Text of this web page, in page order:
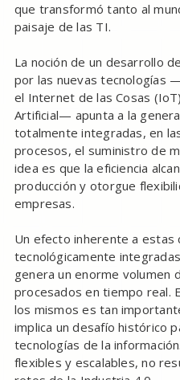
que transformó tanto al
paisaje de las TI.
La noción de un desarrollo
por las nuevas tecnologías
el Internet de las Cosas
Artificial— apunta a la
totalmente integradas, en
procesos, el suministro de
idea es que la eficiencia
producción y otorgue
empresas.
Un efecto inherente a estas
tecnológicamente
genera un enorme volumen
procesados en tiempo real.
los mismos es tan
implica un desafío histórico
tecnologías de la
flexibles y escalables, no